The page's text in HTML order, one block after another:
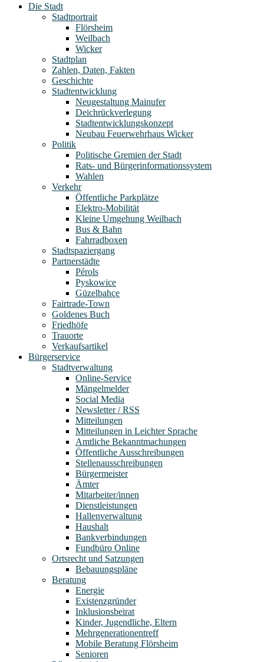
Die Stadt
Stadtportrait
Flörsheim
Weilbach
Wicker
Stadtplan
Zahlen, Daten, Fakten
Geschichte
Stadtentwicklung
Neugestaltung Mainufer
Deichrückverlegung
Stadtentwicklungskonzept
Neubau Feuerwehrhaus Wicker
Politik
Politische Gremien der Stadt
Rats- und Bürgerinformationssystem
Wahlen
Verkehr
Öffentliche Parkplätze
Elektro-Mobilität
Kleine Umgehung Weilbach
Bus & Bahn
Fahrradboxen
Stadtspaziergang
Partnerstädte
Pérols
Pyskowice
Güzelbahçe
Fairtrade-Town
Goldenes Buch
Friedhöfe
Trauorte
Verkaufsartikel
Bürgerservice
Stadtverwaltung
Online-Service
Mängelmelder
Social Media
Newsletter / RSS
Mitteilungen
Mitteilungen in Leichter Sprache
Amtliche Bekanntmachungen
Öffentliche Ausschreibungen
Stellenausschreibungen
Bürgermeister
Ämter
Mitarbeiter/innen
Dienstleistungen
Hallenverwaltung
Haushalt
Bankverbindungen
Fundbüro Online
Ortsrecht und Satzungen
Bebauungspläne
Beratung
Energie
Existenzgründer
Inklusionsbeirat
Kinder, Jugendliche, Eltern
Mehrgenerationentreff
Mobile Beratung Flörsheim
Senioren